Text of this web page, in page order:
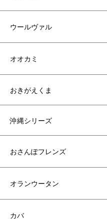
ウールヴァル
オオカミ
おきがえくま
沖縄シリーズ
おさんぽフレンズ
オランウータン
カバ